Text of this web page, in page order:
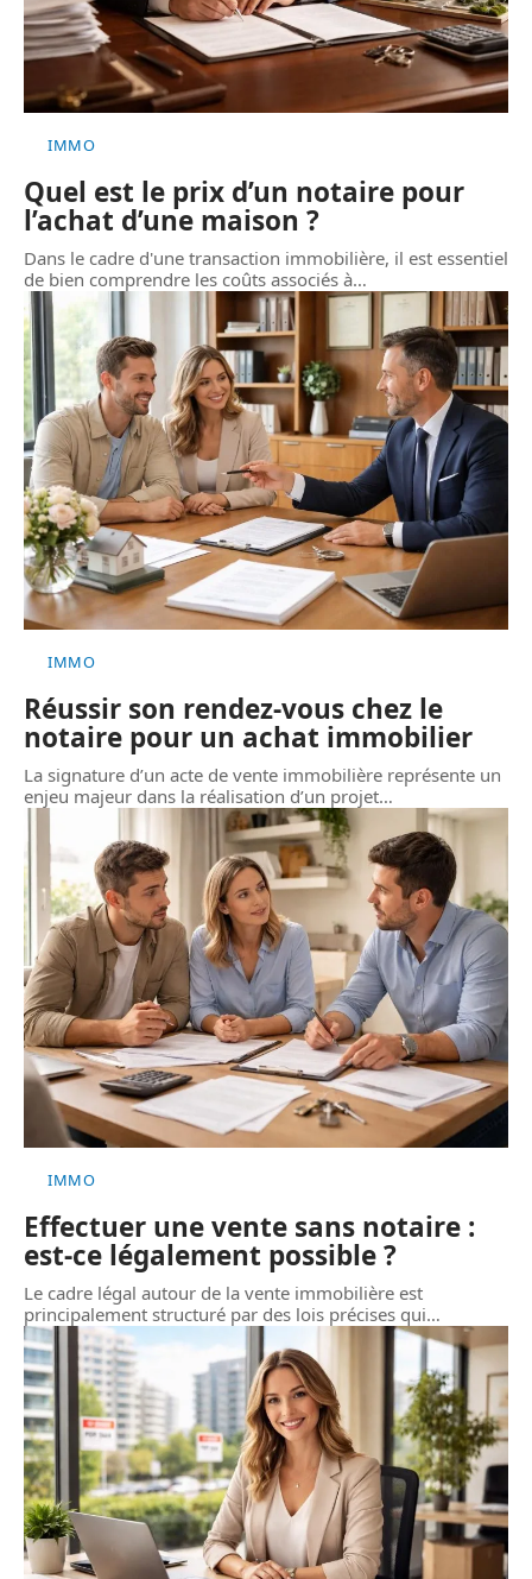
IMMO
Quel est le prix d’un notaire pour
l’achat d’une maison ?
Dans le cadre d'une transaction immobilière, il est essentiel
de bien comprendre les coûts associés à…
IMMO
Réussir son rendez-vous chez le
notaire pour un achat immobilier
La signature d’un acte de vente immobilière représente un
enjeu majeur dans la réalisation d’un projet…
IMMO
Effectuer une vente sans notaire :
est-ce légalement possible ?
Le cadre légal autour de la vente immobilière est
principalement structuré par des lois précises qui…